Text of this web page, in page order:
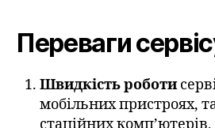
Переваги
Швидкість роботи
мобільних пристроях,
стаційних комп’ютерів,